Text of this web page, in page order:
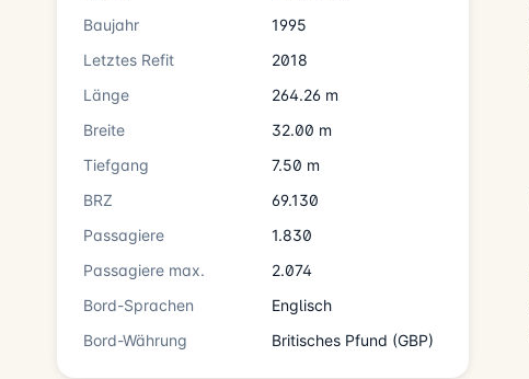
Baujahr
1995
Letztes Refit
2018
Länge
264.26 m
Breite
32.00 m
Tiefgang
7.50 m
BRZ
69.130
Passagiere
1.830
Passagiere max.
2.074
Bord-Sprachen
Englisch
Bord-Währung
Britisches Pfund (GBP)